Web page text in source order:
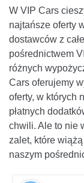
W VIP Cars
najtańsze oferty
dostawców z
pośrednictwem
różnych
Cars oferujemy
oferty, w których
płatnych
chwili. Ale to nie
zalet, które
naszym